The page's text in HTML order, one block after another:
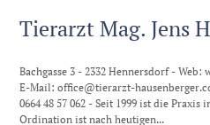
Tierarzt Mag. Jens
Bachgasse 3 - 2332 Hennersdorf -
E-Mail: office@tierarzt-
0664 48 57 062 - Seit 1999 ist die Praxis
Ordination ist nach heutigen...